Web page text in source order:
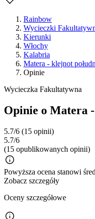
Rainbow
Wycieczki
Kierunki
Włochy
Kalabria
Matera - klejnot
Opinie
Wycieczka Fakultatywna
Opinie o Matera
5.7/6 (15 opinii)
5.7/6
(15 opublikowanych opinii)
Powyższa ocena stanowi
Zobacz szczegóły
Oceny szczegółowe